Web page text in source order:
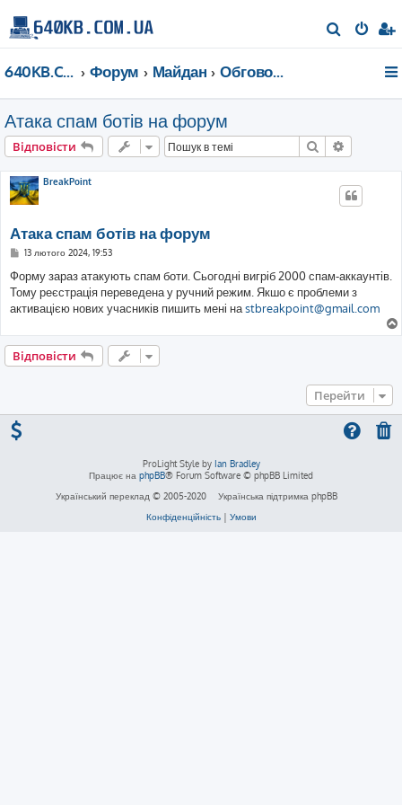
о
640KB.COM.UA Форум Майдан Обговорюємо наш форум
Атака спам ботів на форум
Відповісти Пошук
BreakPoint
Атака спам ботів на форум
П
в
і
д
о
м
е
н
н
я
13 лютого 2024, 19:53
Форму зараз атакують спам боти. Сьогодні вигріб 2000 спам-аккаунтів.
Тому реєстрація переведена у ручний режим. Якшо є проблеми з
активацією нових учасників пишить мені наstbreakpoint@gmail.com
Відповісти
Перейти
ProLight Style by Ian Bradley
Працює на phpBB® Forum Software © phpBB Limited
Український переклад © 2005-2020
Українська підтримка phpBB
Конфіденційність| Умови